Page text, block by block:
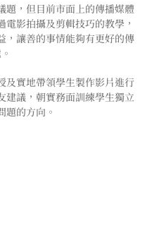
題，但目前市面上的傳播媒體
影拍攝及剪輯技巧的教學，
，讓善的事情能夠有更好的傳
及實地帶領學生製作影片進行
建議，朝實務面訓練學生獨立
題的方向。